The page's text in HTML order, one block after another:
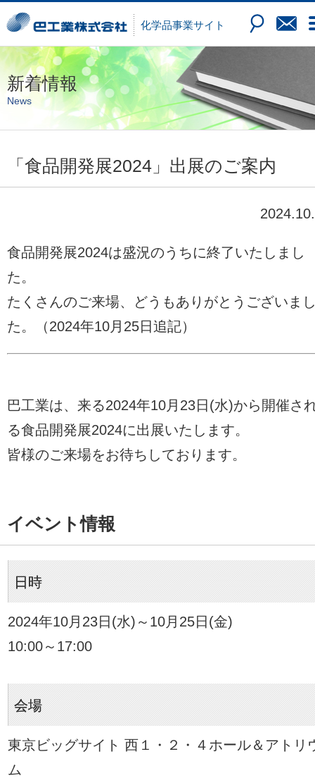
化学品事業サイト
新着情報
News
「食品開発展2024」出展のご案内
食品開発展2024は盛況のうちに終了いたしまし
た。
たくさんのご来場、どうもありがとうございま
た。（2024年10月25日追記）
巴工業は、来る2024年10月23日(水)から開催さ
る食品開発展2024に出展いたします。
皆様のご来場をお待ちしております。
イベント情報
日時
2024年10月23日(水)～10月25日(金)
10:00～17:00
会場
東京ビッグサイト 西１・２・４ホール＆アトリ
ム